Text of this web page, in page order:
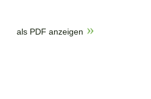
als PDF anzeigen